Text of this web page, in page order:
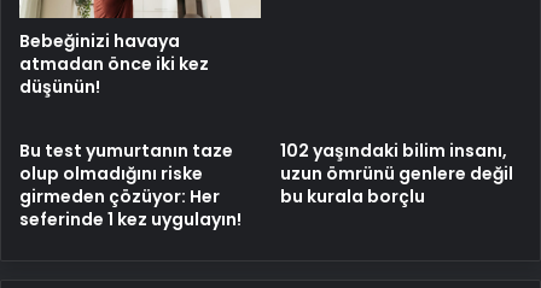
Bebeğinizi havaya
atmadan önce iki kez
düşünün!
Bu test yumurtanın taze
olup olmadığını riske
girmeden çözüyor: Her
seferinde 1 kez uygulayın!
102 yaşındaki bilim insanı,
uzun ömrünü genlere değil
bu kurala borçlu